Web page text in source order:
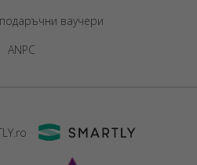
ваучери
ANPC